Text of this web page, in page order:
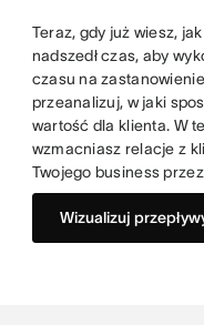
Teraz, gdy już wiesz,
nadszedł czas, aby
czasu na
przeanalizuj, w jaki
wartość dla klienta. W
wzmacniasz relacje z
Twojego business
Wizualizuj